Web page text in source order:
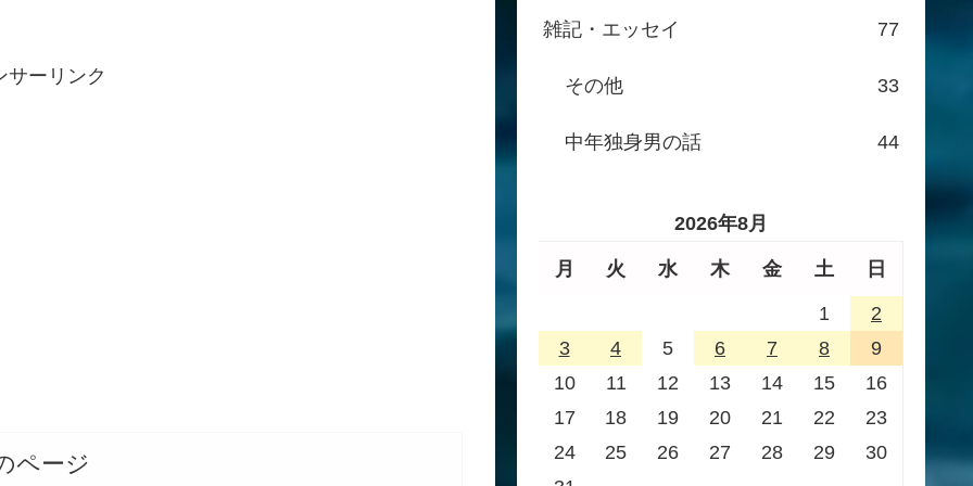
サーリンク
ページ
雑記・エッセイ 77
その他 33
中年独身男の話 44
2026年8月
月 火 水 木 金 土 日
1
2
3
4 5 6 7 8
9
10
11 12 13 14 15
16
17
18 19 20 21 22
23
24
25 26 27 28 29
30